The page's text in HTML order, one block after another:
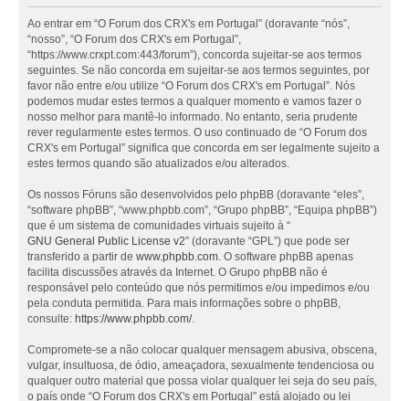
Ao entrar em “O Forum dos CRX's em Portugal” (doravante “nós”,
“nosso”, “O Forum dos CRX's em Portugal”,
“https://www.crxpt.com:443/forum”), concorda sujeitar-se aos termos
seguintes. Se não concorda em sujeitar-se aos termos seguintes, por
favor não entre e/ou utilize “O Forum dos CRX's em Portugal”. Nós
podemos mudar estes termos a qualquer momento e vamos fazer o
nosso melhor para mantê-lo informado. No entanto, seria prudente
rever regularmente estes termos. O uso continuado de “O Forum dos
CRX's em Portugal” significa que concorda em ser legalmente sujeito a
estes termos quando são atualizados e/ou alterados.
Os nossos Fóruns são desenvolvidos pelo phpBB (doravante “eles”,
“software phpBB”, “www.phpbb.com”, “Grupo phpBB”, “Equipa phpBB”)
que é um sistema de comunidades virtuais sujeito à “
GNU General Public License v2” (doravante “GPL”) que pode ser
transferido a partir de www.phpbb.com. O software phpBB apenas
facilita discussões através da Internet. O Grupo phpBB não é
responsável pelo conteúdo que nós permitimos e/ou impedimos e/ou
pela conduta permitida. Para mais informações sobre o phpBB,
consulte: https://www.phpbb.com/.
Compromete-se a não colocar qualquer mensagem abusiva, obscena,
vulgar, insultuosa, de ódio, ameaçadora, sexualmente tendenciosa ou
qualquer outro material que possa violar qualquer lei seja do seu país,
o país onde “O Forum dos CRX's em Portugal” está alojado ou lei